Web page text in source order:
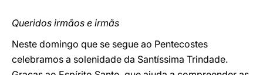
Queridos irmãos e irmãs
Neste domingo que se segue ao Pentecostes
celebramos a solenidade da Santíssima Trindade.